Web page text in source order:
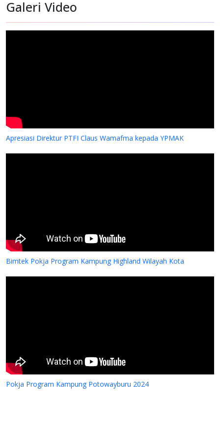
Galeri Video
Apresiasi Direktur PTFI Claus Wamafma kepada YPMAK
Bimtek Pokja Program Kampung Highland Wilayah Kota
Pokja Program Kampung Potowayburu 2024